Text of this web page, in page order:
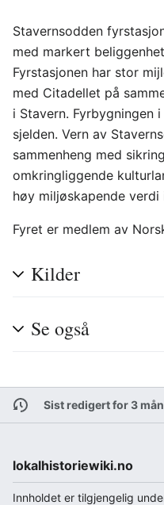
Stavernsodden
med markert
Fyrstasjonen har stor
med Citadellet på
i Stavern. Fyrbygningen
sjelden. Vern av
sammenheng med
omkringliggende
høy miljøskapende verdi
Fyret er medlem av
Kilder
Se også
Sist redigert for 3
lokalhistoriewiki.no
Innholdet er tilgjengelig